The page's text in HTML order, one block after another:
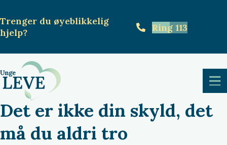
Trenger du øyeblikkelig
hjelp? Ring 113
Det er ikke din skyld, det
må du aldri tro